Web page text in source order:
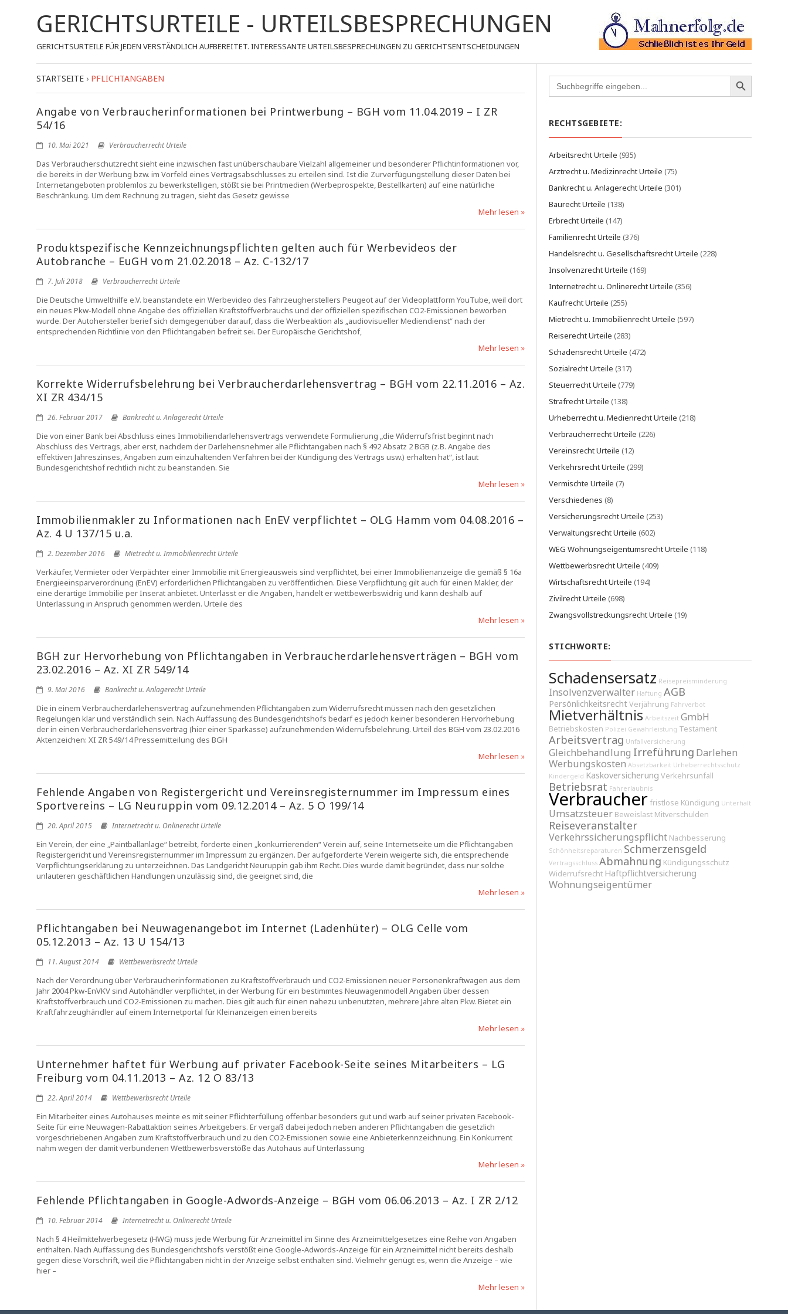
GERICHTSURTEILE - URTEILSBESPRECHUNGEN
GERICHTSURTEILE FÜR JEDEN VERSTÄNDLICH AUFBEREITET. INTERESSANTE URTEILSBESPRECHUNGEN ZU GERICHTSENTSCHEIDUNGEN
STARTSEITE › PFLICHTANGABEN
Angabe von Verbraucherinformationen bei Printwerbung – BGH vom 11.04.2019 – I ZR
54/16
10. Mai 2021 Verbraucherrecht Urteile
Das Verbraucherschutzrecht sieht eine inzwischen fast unüberschaubare Vielzahl allgemeiner und besonderer Pflichtinformationen vor,
die bereits in der Werbung bzw. im Vorfeld eines Vertragsabschlusses zu erteilen sind. Ist die Zurverfügungstellung dieser Daten bei
Internetangeboten problemlos zu bewerkstelligen, stößt sie bei Printmedien (Werbeprospekte, Bestellkarten) auf eine natürliche
Beschränkung. Um dem Rechnung zu tragen, sieht das Gesetz gewisse
Mehr lesen »
Produktspezifische Kennzeichnungspflichten gelten auch für Werbevideos der
Autobranche – EuGH vom 21.02.2018 – Az. C-132/17
7. Juli 2018 Verbraucherrecht Urteile
Die Deutsche Umwelthilfe e.V. beanstandete ein Werbevideo des Fahrzeugherstellers Peugeot auf der Videoplattform YouTube, weil dort
ein neues Pkw-Modell ohne Angabe des offiziellen Kraftstoffverbrauchs und der offiziellen spezifischen CO2-Emissionen beworben
wurde. Der Autohersteller berief sich demgegenüber darauf, dass die Werbeaktion als „audiovisueller Mediendienst“ nach der
entsprechenden Richtlinie von den Pflichtangaben befreit sei. Der Europäische Gerichtshof,
Mehr lesen »
Korrekte Widerrufsbelehrung bei Verbraucherdarlehensvertrag – BGH vom 22.11.2016 – Az.
XI ZR 434/15
26. Februar 2017 Bankrecht u. Anlagerecht Urteile
Die von einer Bank bei Abschluss eines Immobiliendarlehensvertrags verwendete Formulierung „die Widerrufsfrist beginnt nach
Abschluss des Vertrags, aber erst, nachdem der Darlehensnehmer alle Pflichtangaben nach § 492 Absatz 2 BGB (z.B. Angabe des
effektiven Jahreszinses, Angaben zum einzuhaltenden Verfahren bei der Kündigung des Vertrags usw.) erhalten hat“, ist laut
Bundesgerichtshof rechtlich nicht zu beanstanden. Sie
Mehr lesen »
Immobilienmakler zu Informationen nach EnEV verpflichtet – OLG Hamm vom 04.08.2016 –
Az. 4 U 137/15 u.a.
2. Dezember 2016 Mietrecht u. Immobilienrecht Urteile
Verkäufer, Vermieter oder Verpächter einer Immobilie mit Energieausweis sind verpflichtet, bei einer Immobilienanzeige die gemäß § 16a
Energieeinsparverordnung (EnEV) erforderlichen Pflichtangaben zu veröffentlichen. Diese Verpflichtung gilt auch für einen Makler, der
eine derartige Immobilie per Inserat anbietet. Unterlässt er die Angaben, handelt er wettbewerbswidrig und kann deshalb auf
Unterlassung in Anspruch genommen werden. Urteile des
Mehr lesen »
BGH zur Hervorhebung von Pflichtangaben in Verbraucherdarlehensverträgen – BGH vom
23.02.2016 – Az. XI ZR 549/14
9. Mai 2016 Bankrecht u. Anlagerecht Urteile
Die in einem Verbraucherdarlehensvertrag aufzunehmenden Pflichtangaben zum Widerrufsrecht müssen nach den gesetzlichen
Regelungen klar und verständlich sein. Nach Auffassung des Bundesgerichtshofs bedarf es jedoch keiner besonderen Hervorhebung
der in einen Verbraucherdarlehensvertrag (hier einer Sparkasse) aufzunehmenden Widerrufsbelehrung. Urteil des BGH vom 23.02.2016
Aktenzeichen: XI ZR 549/14 Pressemitteilung des BGH
Mehr lesen »
Fehlende Angaben von Registergericht und Vereinsregisternummer im Impressum eines
Sportvereins – LG Neuruppin vom 09.12.2014 – Az. 5 O 199/14
20. April 2015 Internetrecht u. Onlinerecht Urteile
Ein Verein, der eine „Paintballanlage“ betreibt, forderte einen „konkurrierenden“ Verein auf, seine Internetseite um die Pflichtangaben
Registergericht und Vereinsregisternummer im Impressum zu ergänzen. Der aufgeforderte Verein weigerte sich, die entsprechende
Verpflichtungserklärung zu unterzeichnen. Das Landgericht Neuruppin gab ihm Recht. Dies wurde damit begründet, dass nur solche
unlauteren geschäftlichen Handlungen unzulässig sind, die geeignet sind, die
Mehr lesen »
Pflichtangaben bei Neuwagenangebot im Internet (Ladenhüter) – OLG Celle vom
05.12.2013 – Az. 13 U 154/13
11. August 2014 Wettbewerbsrecht Urteile
Nach der Verordnung über Verbraucherinformationen zu Kraftstoffverbrauch und CO2-Emissionen neuer Personenkraftwagen aus dem
Jahr 2004 Pkw-EnVKV sind Autohändler verpflichtet, in der Werbung für ein bestimmtes Neuwagenmodell Angaben über dessen
Kraftstoffverbrauch und CO2-Emissionen zu machen. Dies gilt auch für einen nahezu unbenutzten, mehrere Jahre alten Pkw. Bietet ein
Kraftfahrzeughändler auf einem Internetportal für Kleinanzeigen einen bereits
Mehr lesen »
Unternehmer haftet für Werbung auf privater Facebook-Seite seines Mitarbeiters – LG
Freiburg vom 04.11.2013 – Az. 12 O 83/13
22. April 2014 Wettbewerbsrecht Urteile
Ein Mitarbeiter eines Autohauses meinte es mit seiner Pflichterfüllung offenbar besonders gut und warb auf seiner privaten Facebook-
Seite für eine Neuwagen-Rabattaktion seines Arbeitgebers. Er vergaß dabei jedoch neben anderen Pflichtangaben die gesetzlich
vorgeschriebenen Angaben zum Kraftstoffverbrauch und zu den CO2-Emissionen sowie eine Anbieterkennzeichnung. Ein Konkurrent
nahm wegen der damit verbundenen Wettbewerbsverstöße das Autohaus auf Unterlassung
Mehr lesen »
Fehlende Pflichtangaben in Google-Adwords-Anzeige – BGH vom 06.06.2013 – Az. I ZR 2/12
10. Februar 2014 Internetrecht u. Onlinerecht Urteile
Nach § 4 Heilmittelwerbegesetz (HWG) muss jede Werbung für Arzneimittel im Sinne des Arzneimittelgesetzes eine Reihe von Angaben
enthalten. Nach Auffassung des Bundesgerichtshofs verstößt eine Google-Adwords-Anzeige für ein Arzneimittel nicht bereits deshalb
gegen diese Vorschrift, weil die Pflichtangaben nicht in der Anzeige selbst enthalten sind. Vielmehr genügt es, wenn die Anzeige – wie
hier –
Mehr lesen »
Search
for:
RECHTSGEBIETE:
Arbeitsrecht Urteile (935)
Arztrecht u. Medizinrecht Urteile (75)
Bankrecht u. Anlagerecht Urteile (301)
Baurecht Urteile (138)
Erbrecht Urteile (147)
Familienrecht Urteile (376)
Handelsrecht u. Gesellschaftsrecht Urteile (228)
Insolvenzrecht Urteile (169)
Internetrecht u. Onlinerecht Urteile (356)
Kaufrecht Urteile (255)
Mietrecht u. Immobilienrecht Urteile (597)
Reiserecht Urteile (283)
Schadensrecht Urteile (472)
Sozialrecht Urteile (317)
Steuerrecht Urteile (779)
Strafrecht Urteile (138)
Urheberrecht u. Medienrecht Urteile (218)
Verbraucherrecht Urteile (226)
Vereinsrecht Urteile (12)
Verkehrsrecht Urteile (299)
Vermischte Urteile (7)
Verschiedenes (8)
Versicherungsrecht Urteile (253)
Verwaltungsrecht Urteile (602)
WEG Wohnungseigentumsrecht Urteile (118)
Wettbewerbsrecht Urteile (409)
Wirtschaftsrecht Urteile (194)
Zivilrecht Urteile (698)
Zwangsvollstreckungsrecht Urteile (19)
STICHWORTE:
Schadensersatz Reisepreisminderung
Insolvenzverwalter Haftung AGB
Persönlichkeitsrecht Verjährung Fahrverbot
Mietverhältnis Arbeitszeit GmbH
Betriebskosten Polizei Gewährleistung Testament
Arbeitsvertrag Unfallversicherung
Gleichbehandlung Irreführung Darlehen
Werbungskosten Absetzbarkeit Urheberrechtsschutz
Kindergeld Kaskoversicherung Verkehrsunfall
Betriebsrat Fahrerlaubnis
Verbraucher fristlose Kündigung Unterhalt
Umsatzsteuer Beweislast Mitverschulden
Reiseveranstalter
Verkehrssicherungspflicht Nachbesserung
Schönheitsreparaturen Schmerzensgeld
Vertragsschluss Abmahnung Kündigungsschutz
Widerrufsrecht Haftpflichtversicherung
Wohnungseigentümer